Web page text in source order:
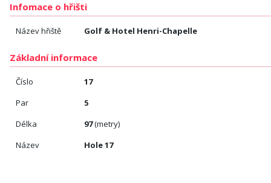
Infomace o hřišti
Název hřiště Golf & Hotel Henri-Chapelle
Základní informace
Číslo
17
Par
5
Délka
97(metry)
Název
Hole 17